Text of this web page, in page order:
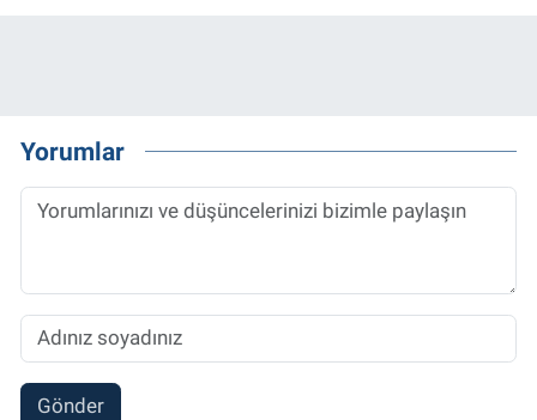
Yorumlar
Gönder